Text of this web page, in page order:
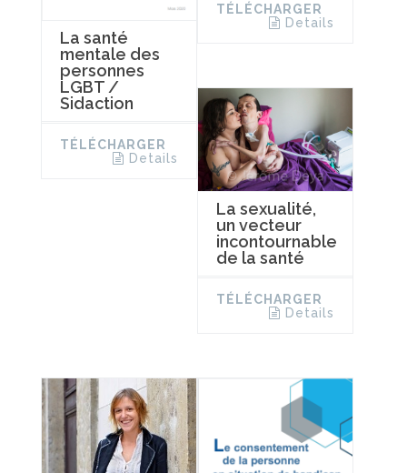
La santé
mentale des
personnes
LGBT /
Sidaction
TÉLÉCHARGER
Details
TÉLÉCHARGER
Details
La sexualité,
un vecteur
incontournable
de la santé
TÉLÉCHARGER
Details